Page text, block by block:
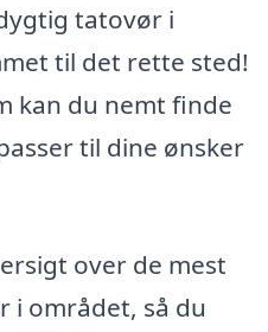
tatovør i
til det rette sted!
kan du nemt finde
til dine ønsker
over de mest
i området, så du